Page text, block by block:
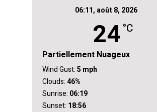
06:11, août 8, 2026
24°C
Partiellement Nuageux
Wind Gust:5 mph
Clouds:46%
Sunrise: 06:19
Sunset: 18:56